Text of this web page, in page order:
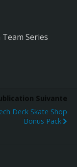
Series
Suivante
Deck Skate Shop
Bonus Pack